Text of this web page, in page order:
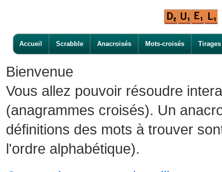
Accueil Scrabble Anacroisés Mots-croisés Tirages
Bienvenue
Vous allez pouvoir résoudre
(anagrammes croisés). Un
définitions des mots à trouver
l'ordre alphabétique).